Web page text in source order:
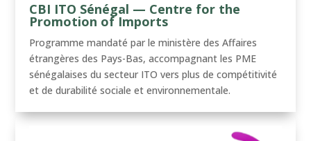
CBI ITO Sénégal — Centre for the
Promotion of Imports
Programme mandaté par le ministère des Affaires
étrangères des Pays-Bas, accompagnant les PME
sénégalaises du secteur ITO vers plus de compétitivité
et de durabilité sociale et environnementale.